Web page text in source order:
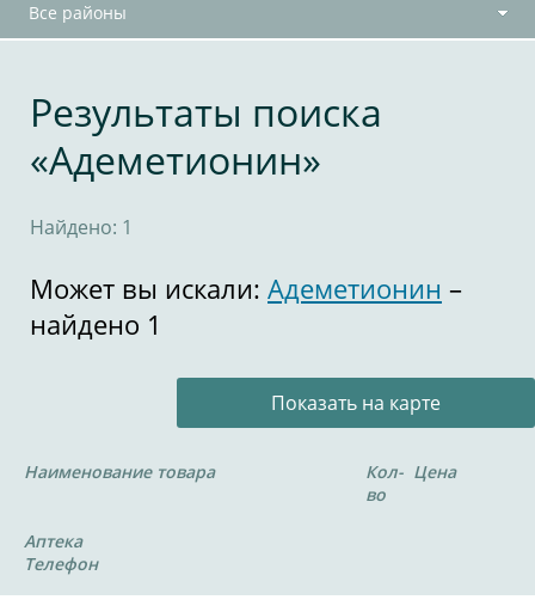
Все районы
Результаты поиска
«Адеметионин»
Найдено: 1
Может вы искали: Адеметионин –
найдено 1
Показать на карте
Наименование товара
Кол-
во
Цена
Аптека
Телефон